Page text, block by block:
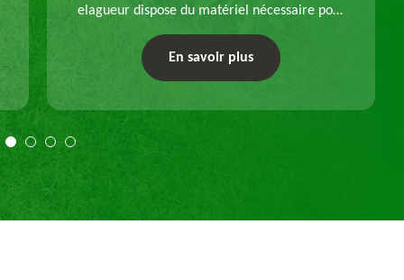
elagueur dispose du matériel nécessaire pour
un dessouchage manuel ou mécanique.
Travail selon les règles de l'art.
En savoir plus